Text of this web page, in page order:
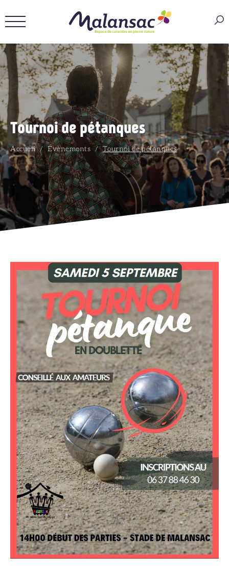
Tournoi de pétanques
Accueil / Évènements / Tournoi de pétanques